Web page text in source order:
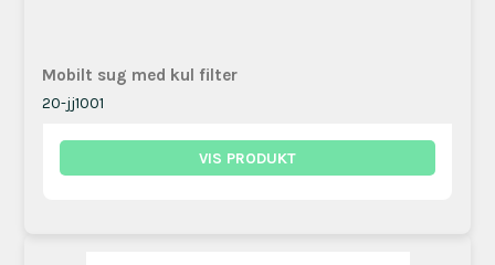
Mobilt sug med kul filter
20-jj1001
VIS PRODUKT